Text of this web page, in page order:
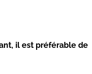
il est préférable de